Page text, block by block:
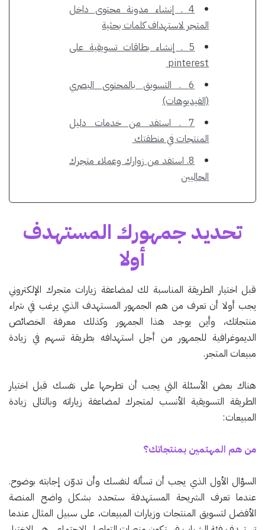
4 . إنشاء مدونة محتوى داخل
المتجر لاستهداف كلمات بحثية
5 . إنشاء بطاقات تسويقية على
pinterest
6 . التسويق بالمحتوى البصري
(الفيديوهات)
7 . استفد من خدمات دليل
المنتجات في منطقتك
8. استفد من زوارك وعملاء متجرك
الحاليين
تحديد جمهورك المستهدف
أولا
قبل اختيار الطريقة المناسبة لك لمضاعفة زيارات متجرك الإلكتروني
يجب أولا أن تعرف من هم الجمهور المستهدف الذي يرغب في شراء
منتجاتك، وأين يوجد هذا الجمهور وكذلك معرفة الخصائص
الديموغرافية للجمهور من أجل استهدافه بطريقة تسهم في زيادة
مبيعات المتجر.
هناك بعض الأسئلة التي يجب أن تطرحها على نفسك قبل اختيار
الطريقة التسويقية الأنسب لمتجرك لمضاعفة زياراته وبالتالى زيادة
المبيعات:
من هم المهتمين بمنتجاتك؟
السؤال الأول الذي يجب أن تسأله لنفسك وأن تدوّن إجابته بوضوح.
عندما تعرف الشريحة المستهدفة ستحدد بشكل واضح المنصة
الأفضل لتسويق المنتجات وزيارات المبيعات، على سبيل المثال عندما